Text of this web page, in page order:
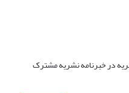
در خبرنامه نشریه مشترک